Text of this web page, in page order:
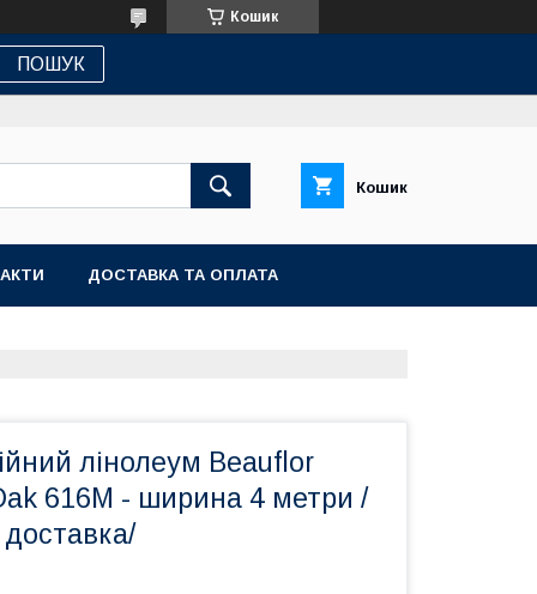
Кошик
ПОШУК
Кошик
ДОСТАВКА ТА ОПЛАТА
лінолеум Beauflor
616M - ширина 4 метри /